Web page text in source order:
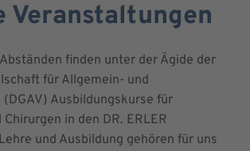
Veranstaltungen
finden unter der Ägide der
für Allgemein- und
Ausbildungskurse für
in den DR. ERLER
und Ausbildung gehören für uns